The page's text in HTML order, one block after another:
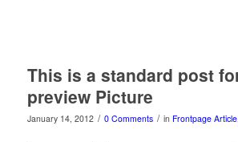
This is a standard post
preview Picture
January 14, 2012 / 0 Comments / in Frontpage Article,